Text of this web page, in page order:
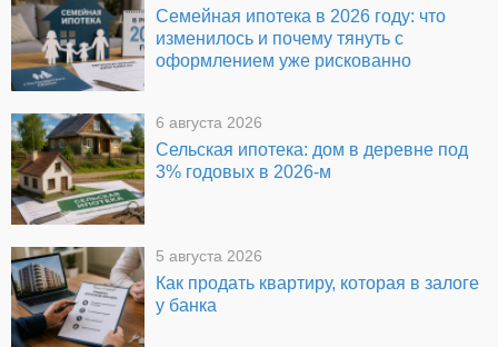
Семейная ипотека в 2026 году: что
изменилось и почему тянуть с
оформлением уже рискованно
6 августа 2026
Сельская ипотека: дом в деревне под
3% годовых в 2026-м
5 августа 2026
Как продать квартиру, которая в залоге
у банка